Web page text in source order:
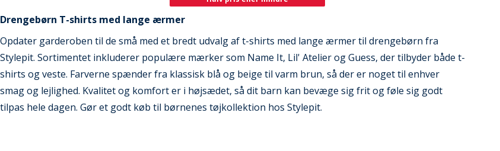
Drengebørn T-shirts med lange ærmer
Opdater garderoben til de små med et bredt udvalg af t-shirts med lange ærmer til drengebørn fra
Stylepit. Sortimentet inkluderer populære mærker som Name It, Lil' Atelier og Guess, der tilbyder både t-
shirts og veste. Farverne spænder fra klassisk blå og beige til varm brun, så der er noget til enhver
smag og lejlighed. Kvalitet og komfort er i højsædet, så dit barn kan bevæge sig frit og føle sig godt
tilpas hele dagen. Gør et godt køb til børnenes tøjkollektion hos Stylepit.